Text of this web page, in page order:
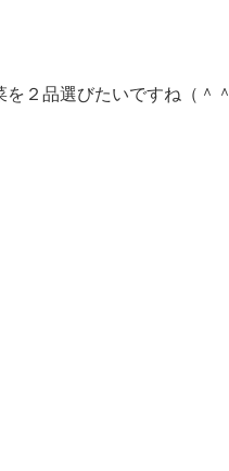
２品選びたいですね（＾＾